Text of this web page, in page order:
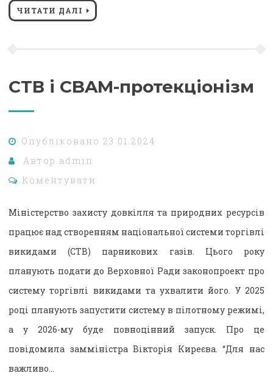
ЧИТАТИ ДАЛІ
СТВ і CBAM-протекціонізм
Опубліковано 23.01.2024
Автор admin
Коментувати
Міністерство захисту довкілля та природних ресурсів
працює над створенням національної системи торгівлі
викидами (СТВ) парникових газів. Цього року
планують подати до Верховної Ради законопроект про
систему торгівлі викидами та ухвалити його. У 2025
році планують запустити систему в пілотному режимі,
а у 2026-му буде повноцінний запуск. Про це
повідомила замміністра Вікторія Киреєва. “Для нас
важливо…